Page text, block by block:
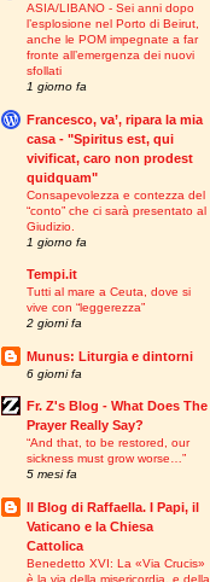
ASIA/LIBANO - Sei anni dopo
l’esplosione nel Porto di Beirut,
anche le POM impegnate a far
fronte all’emergenza dei nuovi
sfollati
1 giorno fa
Francesco, va’, ripara la mia
casa - "Spiritus est, qui
vivificat, caro non prodest
quidquam"
Consapevolezza e contezza del
“conto” che ci sarà presentato al
Giudizio.
1 giorno fa
Tempi.it
Tutti al mare a Ceuta, dove si
vive con “leggerezza”
2 giorni fa
Munus: Liturgia e dintorni
6 giorni fa
Fr. Z's Blog - What Does The
Prayer Really Say?
“And that, to be restored, our
sickness must grow worse…”
5 mesi fa
Il Blog di Raffaella. I Papi, il
Vaticano e la Chiesa
Cattolica
Benedetto XVI: La «Via Crucis»
è la via della misericordia, e della